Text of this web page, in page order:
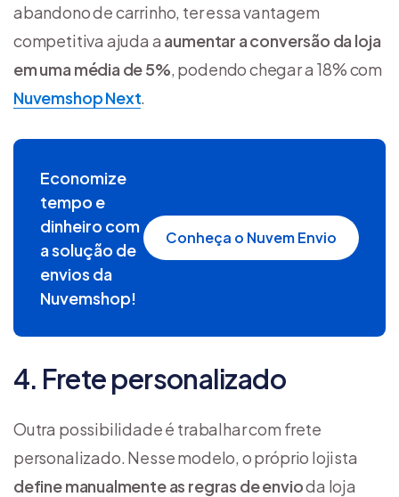
abandono de carrinho, ter essa vantagem
competitiva ajuda a aumentar a conversão da loja
em uma média de 5%, podendo chegar a 18% com
Nuvemshop Next.
Economize
tempo e
dinheiro com
a solução de
envios da
Nuvemshop!
Conheça o Nuvem Envio
4. Frete personalizado
Outra possibilidade é trabalhar com frete
personalizado. Nesse modelo, o próprio lojista
define manualmente as regras de envioda loja